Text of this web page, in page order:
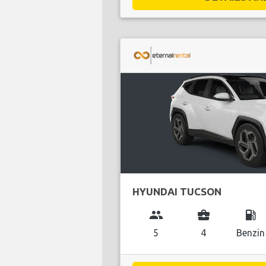
HYUNDAI TUCSON
group
5
business_center
4
local_gas_station
Benzin